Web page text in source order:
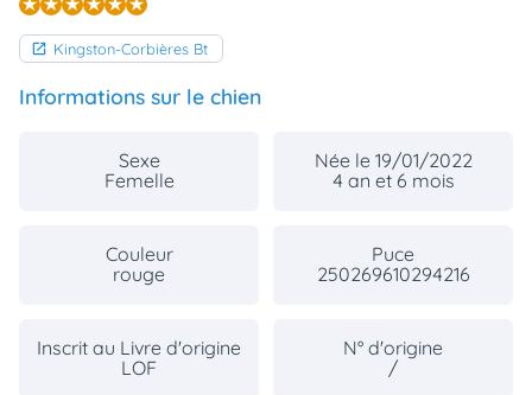
Kingston-Corbières Bt
Informations sur le chien
Sexe
Femelle
Née le 19/01/2022
4 an et 6 mois
Couleur
rouge
Puce
250269610294216
Inscrit au Livre d'origine
LOF
N° d'origine
/